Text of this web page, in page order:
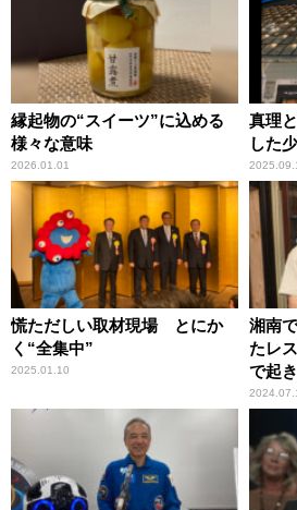
縁起物の“スイーツ”に込める
様々な意味
2026.01.01
真理
した
慌ただしい取材現場 とにか
く“全集中”
2025.01.10
湘南
たレ
で起